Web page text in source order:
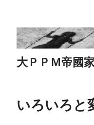
大ＰＰＭ帝國
いろいろと